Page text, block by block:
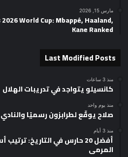
مارس 15, 2026
World Cup: Mbappé, Haaland,
Kane Ranked
Last Modified Posts
منذ 3 ساعات
كانسيلو يتواجد في تدريبات الهلال
منذ يوم واحد
صلاح يوقّع لطرابزون رسميًا
منذ 3 أيام
أفضل 20 حارس في التاريخ:
المرمى